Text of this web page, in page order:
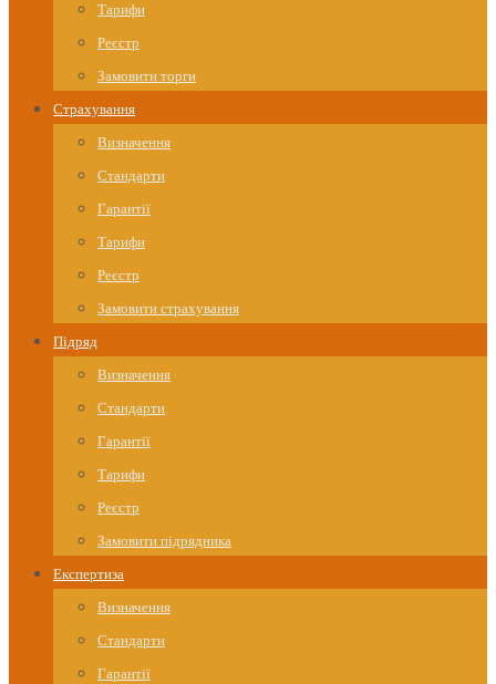
Тарифи
Реєстр
Замовити торги
Страхування
Визначення
Стандарти
Гарантії
Тарифи
Реєстр
Замовити страхування
Підряд
Визначення
Стандарти
Гарантії
Тарифи
Реєстр
Замовити підрядника
Експертиза
Визначення
Стандарти
Гарантії